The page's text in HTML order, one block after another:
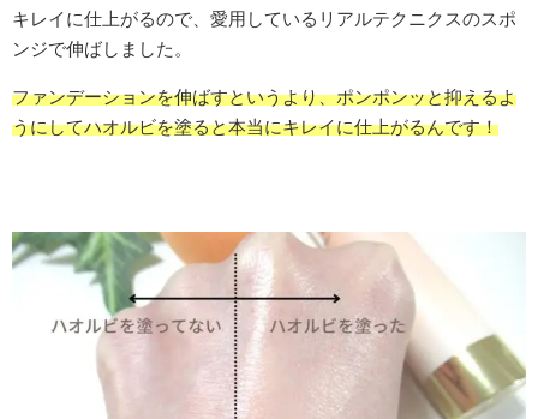
キレイに仕上がるので、愛用しているリアルテクニクスのスポ
ンジで伸ばしました。
ファンデーションを伸ばすというより、ポンポンッと抑えるよ
うにしてハオルビを塗ると本当にキレイに仕上がるんです！